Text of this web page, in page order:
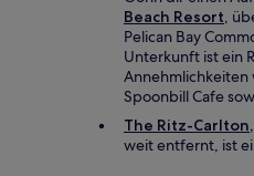
Beach Resort,
Pelican Bay
Unterkunft ist ein
Annehmlichkeiten
Spoonbill Cafe
The Ritz-
weit entfernt, ist